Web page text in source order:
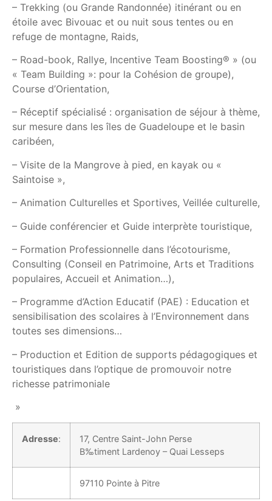
– Trekking (ou Grande Randonnée) itinérant ou en
étoile avec Bivouac et ou nuit sous tentes ou en
refuge de montagne, Raids,
– Road-book, Rallye, Incentive Team Boosting® » (ou
« Team Building »: pour la Cohésion de groupe),
Course d’Orientation,
– Réceptif spécialisé : organisation de séjour à thème,
sur mesure dans les îles de Guadeloupe et le basin
caribéen,
– Visite de la Mangrove à pied, en kayak ou «
Saintoise »,
– Animation Culturelles et Sportives, Veillée culturelle,
– Guide conférencier et Guide interprète touristique,
– Formation Professionnelle dans l’écotourisme,
Consulting (Conseil en Patrimoine, Arts et Traditions
populaires, Accueil et Animation…),
– Programme d’Action Educatif (PAE) : Education et
sensibilisation des scolaires à l’Environnement dans
toutes ses dimensions…
– Production et Edition de supports pédagogiques et
touristiques dans l’optique de promouvoir notre
richesse patrimoniale
»
Adresse:
17, Centre Saint-John Perse
B‰timent Lardenoy – Quai Lesseps
97110 Pointe à Pitre